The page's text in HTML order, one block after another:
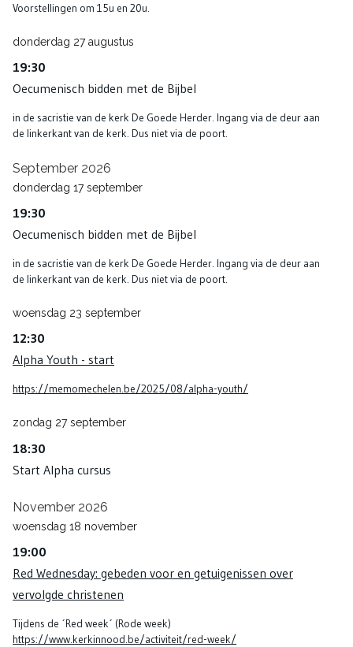
Voorstellingen om 15u en 20u.
donderdag 27 augustus
19:30
Oecumenisch bidden met de Bijbel
in de sacristie van de kerk De Goede Herder. Ingang via de deur aan
de linkerkant van de kerk. Dus niet via de poort.
September 2026
donderdag 17 september
19:30
Oecumenisch bidden met de Bijbel
in de sacristie van de kerk De Goede Herder. Ingang via de deur aan
de linkerkant van de kerk. Dus niet via de poort.
woensdag 23 september
12:30
Alpha Youth - start
https://memomechelen.be/2025/08/alpha-youth/
zondag 27 september
18:30
Start Alpha cursus
November 2026
woensdag 18 november
19:00
Red Wednesday: gebeden voor en getuigenissen over
vervolgde christenen
Tijdens de ´Red week´ (Rode week)
https://www.kerkinnood.be/activiteit/red-week/